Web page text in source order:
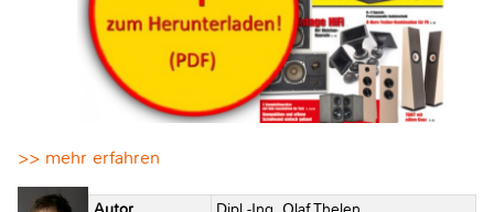
>> mehr erfahren